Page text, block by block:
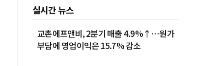
실시간 뉴스
교촌에프앤비, 2분기 매출 4.9%↑…원가
부담에 영업이익은 15.7% 감소